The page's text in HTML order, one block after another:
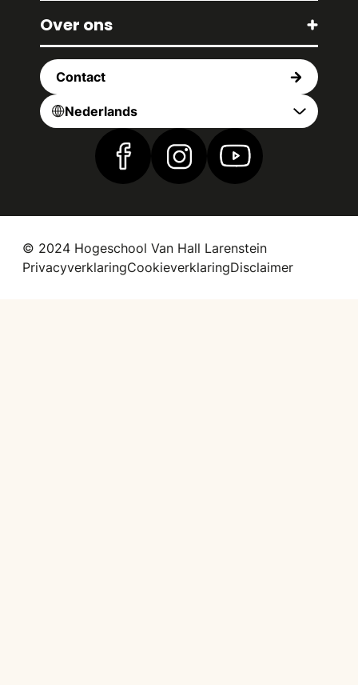
Over ons
Contact
Nederlands
Vind ons op Facebook
Vind ons op Instagram
Vind ons op
© 2024 Hogeschool Van Hall Larenstein
PrivacyverklaringCookieverklaringDisclaimer